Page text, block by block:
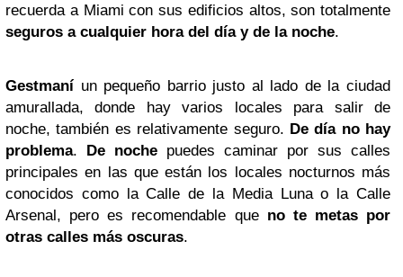
recuerda a Miami con sus edificios altos, son totalmente
seguros a cualquier hora del día y de la noche.
Gestmaní un pequeño barrio justo al lado de la ciudad
amurallada, donde hay varios locales para salir de
noche, también es relativamente seguro. De día no hay
problema. De noche puedes caminar por sus calles
principales en las que están los locales nocturnos más
conocidos como la Calle de la Media Luna o la Calle
Arsenal, pero es recomendable que no te metas por
otras calles más oscuras.